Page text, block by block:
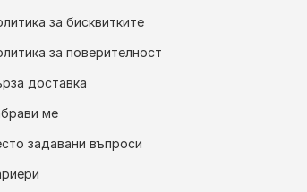
за бисквитките
за поверителност
доставка
ме
задавани въпроси